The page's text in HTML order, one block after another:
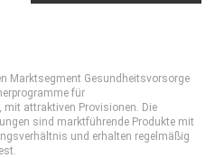
Marktsegment Gesundheitsvorsorge
für
attraktiven Provisionen. Die
sind marktführende Produkte mit
und erhalten regelmäßig